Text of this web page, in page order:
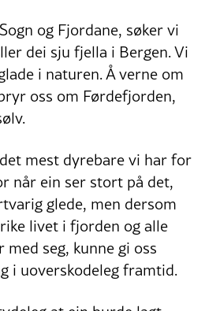
og Fjordane, søker vi
dei sju fjella i Bergen. Vi
i naturen. Å verne om
oss om Førdefjorden,
mest dyrebare vi har for
når ein ser stort på det,
glede, men dersom
livet i fjorden og alle
seg, kunne gi oss
i uoverskodeleg framtid.